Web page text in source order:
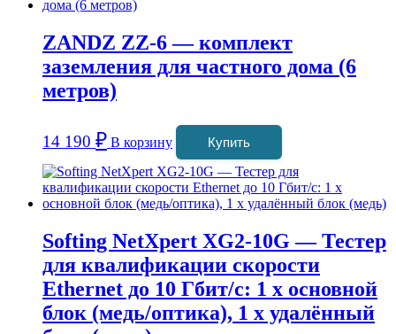
ZANDZ ZZ-6 — комплект
заземления для частного дома (6
метров)
14 190 ₽ В корзину Купить
Softing NetXpert XG2-10G — Тестер
для квалификации скорости
Ethernet до 10 Гбит/с: 1 x основной
блок (медь/оптика), 1 x удалённый